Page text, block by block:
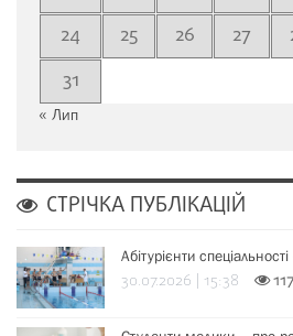
24
25 26 27
31
« Лип
СТРІЧКА ПУБЛІКАЦІЙ
Абітурієнти
30.07.2026 | 15:38 117